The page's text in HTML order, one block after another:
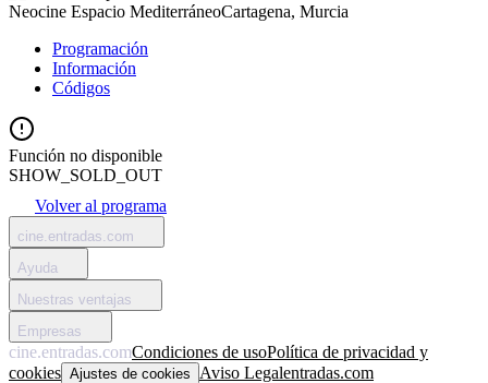
Neocine Espacio MediterráneoCartagena, Murcia
Programación
Información
Códigos
Función no disponible
SHOW_SOLD_OUT
Volver al programa
cine.entradas.com
Ayuda
Nuestras ventajas
Empresas
cine.entradas.comCondiciones de usoPolítica de privacidad y
cookies Ajustes de cookies Aviso Legalentradas.com